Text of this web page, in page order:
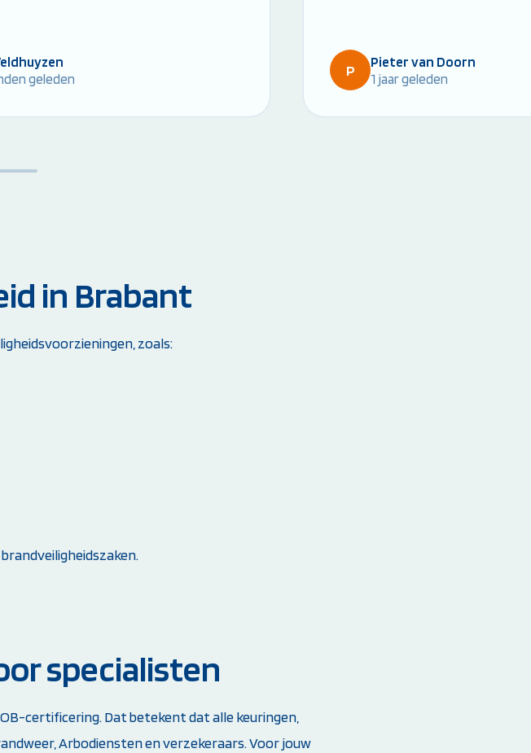
geleden
P
Pieter van Doorn
1 jaar geleden
in Brabant
zoals:
specialisten
certificering. Dat betekent dat alle keuringen,
Arbodiensten en verzekeraars. Voor jouw